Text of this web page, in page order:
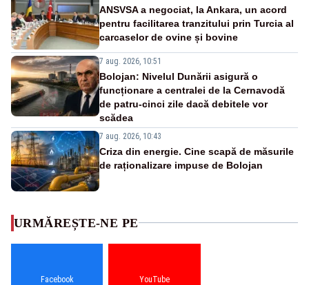
ANSVSA a negociat, la Ankara, un acord
pentru facilitarea tranzitului prin Turcia al
carcaselor de ovine și bovine
7 aug. 2026, 10:51
Bolojan: Nivelul Dunării asigură o
funcționare a centralei de la Cernavodă
de patru-cinci zile dacă debitele vor
scădea
7 aug. 2026, 10:43
Criza din energie. Cine scapă de măsurile
de raționalizare impuse de Bolojan
URMĂREȘTE-NE PE
Facebook YouTube